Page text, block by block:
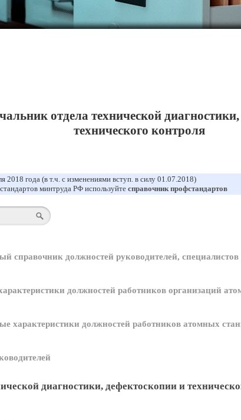
отдела технической
технического контроля
2018 года (в т.ч. с изменениями вступ. в силу 01.07.2018)
минтруда РФ используйте справочник профстандартов
справочник должностей руководителей,
должностей работников организаций
характеристики должностей работников атомных
диагностики, дефектоскопии и